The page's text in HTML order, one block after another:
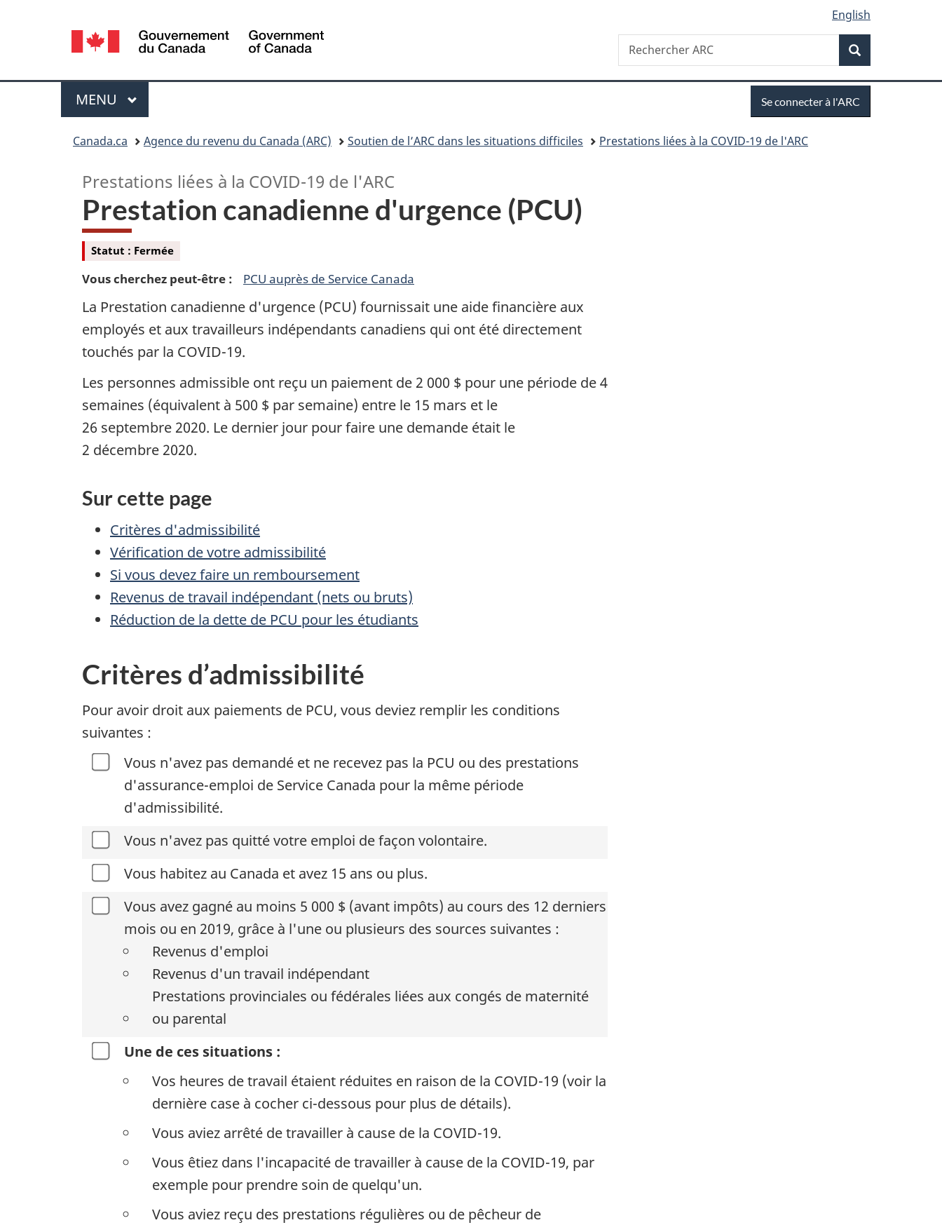
propos
»
HTML
SÃ©lection
de
la
langue
English
Canada
Recherche
Rechercher
dans
Recherche
Menu
MENU PRINCIPAL
connecter
Se connecter à l'ARC
Canada.ca Agence du revenu du Canada (ARC) Soutien de l’ARC dans les situations difficiles Prestations liées à la COVID-19 de l'ARC
Prestations liées à la COVID-19 de l'ARC
Prestation canadienne d'urgence (PCU)
Statut : Fermée
Vous cherchez peut-être : PCU auprès de Service Canada
La Prestation canadienne d'urgence (PCU) fournissait une aide financière aux
employés et aux travailleurs indépendants canadiens qui ont été directement
touchés par la COVID-19.
Les personnes admissible ont reçu un paiement de 2 000 $ pour une période de 4
semaines (équivalent à 500 $ par semaine) entre le 15 mars et le
26 septembre 2020. Le dernier jour pour faire une demande était le
2 décembre 2020.
Sur cette page
Critères d'admissibilité
Vérification de votre admissibilité
Si vous devez faire un remboursement
Revenus de travail indépendant (nets ou bruts)
Réduction de la dette de PCU pour les étudiants
Critères d’admissibilité
Pour avoir droit aux paiements de PCU, vous deviez remplir les conditions
suivantes :
Vous n'avez pas demandé et ne recevez pas la PCU ou des prestations
d'assurance-emploi de Service Canada pour la même période
d'admissibilité.
Vous n'avez pas quitté votre emploi de façon volontaire.
Vous habitez au Canada et avez 15 ans ou plus.
Vous avez gagné au moins 5 000 $ (avant impôts) au cours des 12 derniers
mois ou en 2019, grâce à l'une ou plusieurs des sources suivantes :
Revenus d'emploi
Revenus d'un travail indépendant
Prestations provinciales ou fédérales liées aux congés de maternité
ou parental
Une de ces situations :
Vos heures de travail étaient réduites en raison de la COVID-19 (voir la
dernière case à cocher ci-dessous pour plus de détails).
Vous aviez arrêté de travailler à cause de la COVID-19.
Vous êtiez dans l'incapacité de travailler à cause de la COVID-19, par
exemple pour prendre soin de quelqu'un.
Vous aviez reçu des prestations régulières ou de pêcheur de